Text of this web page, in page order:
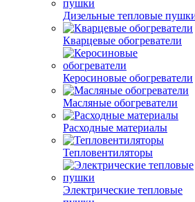
Дизельные тепловые
Кварцевые обогреватели
Керосиновые обогреватели
Масляные обогреватели
Расходные материалы
Тепловентиляторы
Электрические тепловые